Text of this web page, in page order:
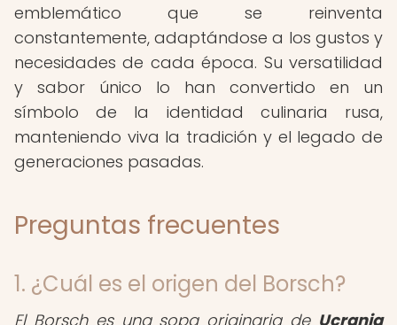
emblemático que se reinventa
constantemente, adaptándose a los gustos y
necesidades de cada época. Su versatilidad
y sabor único lo han convertido en un
símbolo de la identidad culinaria rusa,
manteniendo viva la tradición y el legado de
generaciones pasadas.
Preguntas frecuentes
1. ¿Cuál es el origen del Borsch?
El Borsch es una sopa originaria de Ucrania